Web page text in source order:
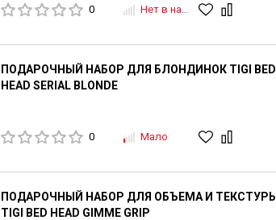
0 Нет в наличии
ПОДАРОЧНЫЙ НАБОР ДЛЯ БЛОНДИНОК TIGI BED
HEAD SERIAL BLONDE
0 Мало
ПОДАРОЧНЫЙ НАБОР ДЛЯ ОБЪЕМА И ТЕКСТУРЫ
TIGI BED HEAD GIMME GRIP